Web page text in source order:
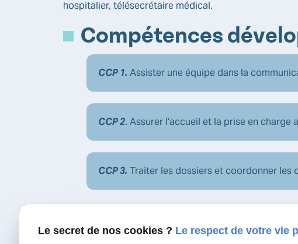
hospitalier, télésecrétaire médical.
Compétences
CCP 1. Assister une équipe dans la
CCP 2. Assurer l'accueil et la prise en
CCP 3. Traiter les dossiers et coordonner les
Le secret de nos cookies ? Le respect de votre vie